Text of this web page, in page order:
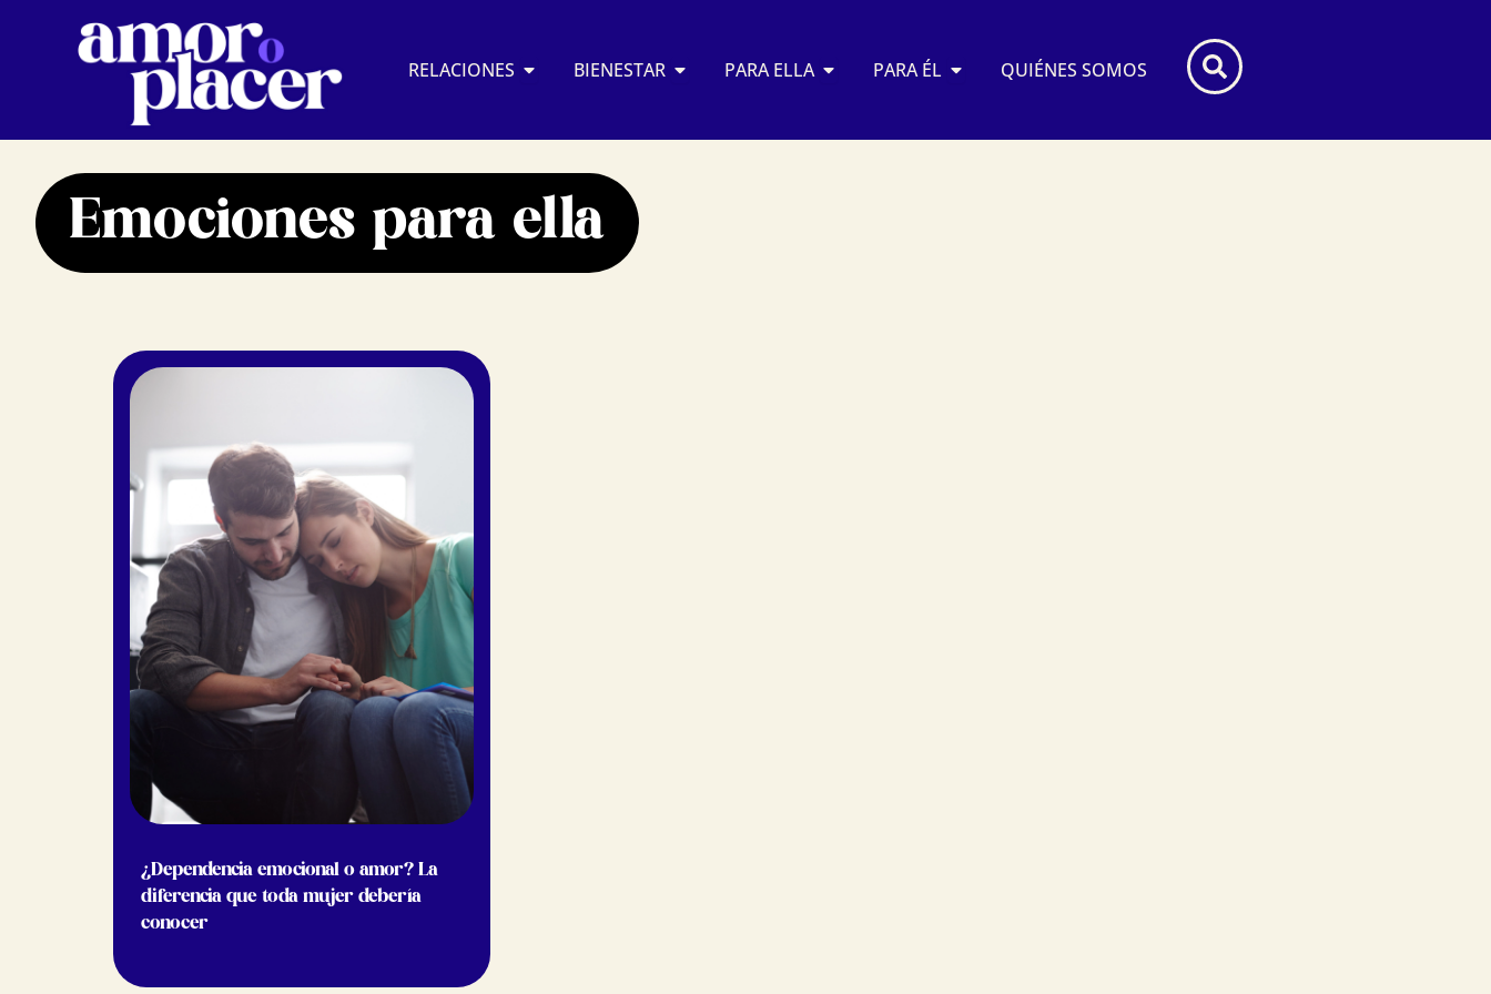
RELACIONES Abrir RELACIONES
BIENESTAR Abrir BIENESTAR
PARA ELLA Abrir PARA ELLA
PARA ÉL Abrir PARA ÉL
QUIÉNES SOMOS
Emociones para ella
¿Dependencia emocional o amor? La
diferencia que toda mujer debería
conocer